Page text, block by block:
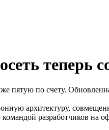
теперь
пятую по счету.
архитектуру,
разработчиков на